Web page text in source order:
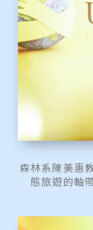
森林系陳美惠
態旅遊的軸